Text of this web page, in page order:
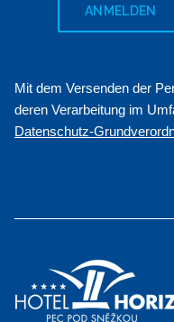
ANMELDEN
Mit dem Versenden der
deren Verarbeitung im
Datenschutz-